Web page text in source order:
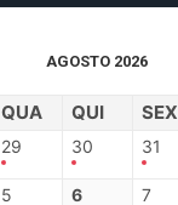
AGOSTO 2026
QUA QUI SEX
29 30 31
5 6 7